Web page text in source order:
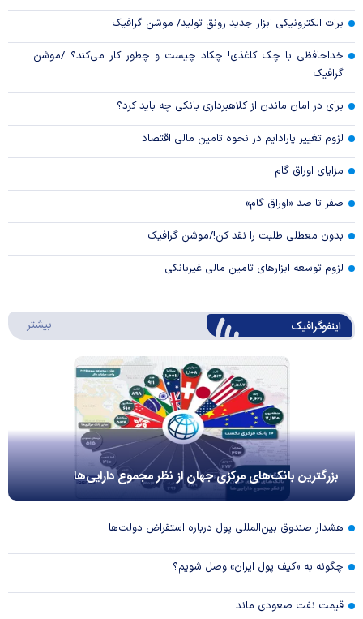
برات الکترونیکی ابزار جدید رونق تولید/ موشن گرافیک
خداحافظی با چک کاغذی! چکاد چیست و چطور کار می‌کند؟ /موشن
گرافیک
برای در امان ماندن از کلاهبرداری بانکی چه باید کرد؟
لزوم تغییر پارادایم در نحوه تامین مالی اقتصاد
مزایای اوراق گام
صفر تا صد «اوراق گام»
بدون معطلی طلبت را نقد کن!/موشن گرافیک
لزوم توسعه ابزارهای تامین مالی غیربانکی
اینفوگرافیک بیشتر
بزرگترین بانک‌های مرکزی جهان از نظر مجموع دارایی‌ها
هشدار صندوق بین‌المللی پول درباره استقراض دولت‌ها
چگونه به «کیف پول ایران» وصل شویم؟
قیمت نفت صعودی ماند